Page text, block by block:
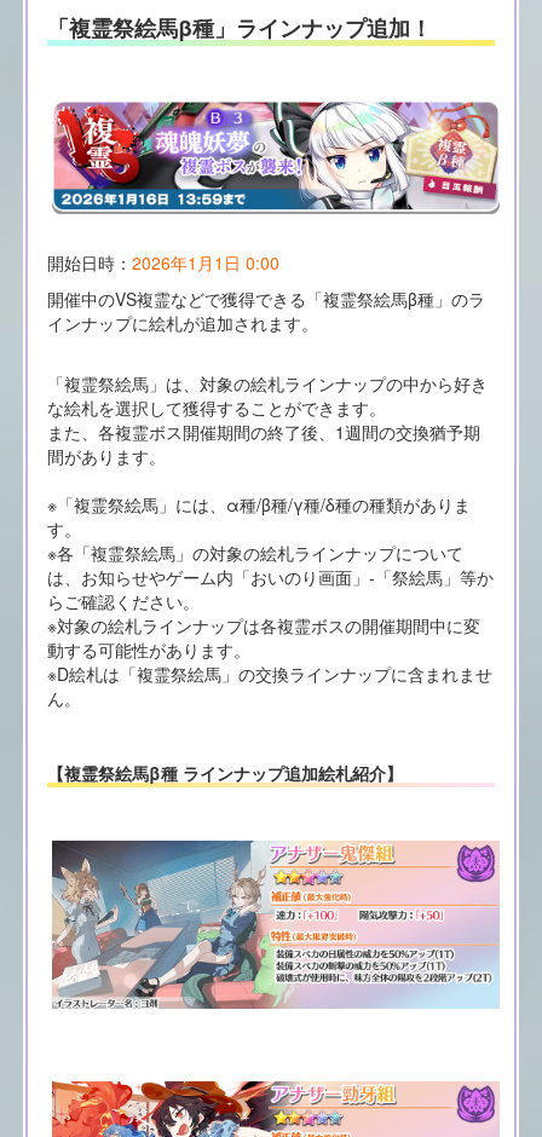
「複霊祭絵馬β種」ラインナップ追加！
開始日時： 2026年1月1日 0:00
開催中のVS複霊などで獲得できる「複霊祭絵馬β種」のラ
インナップに絵札が追加されます。
「複霊祭絵馬」は、対象の絵札ラインナップの中から好き
な絵札を選択して獲得することができます。
また、各複霊ボス開催期間の終了後、1週間の交換猶予期
間があります。
※「複霊祭絵馬」には、α種/β種/γ種/δ種の種類がありま
す。
※各「複霊祭絵馬」の対象の絵札ラインナップについて
は、お知らせやゲーム内「おいのり画面」-「祭絵馬」等か
らご確認ください。
※対象の絵札ラインナップは各複霊ボスの開催期間中に変
動する可能性があります。
※D絵札は「複霊祭絵馬」の交換ラインナップに含まれませ
ん。
【複霊祭絵馬β種 ラインナップ追加絵札紹介】